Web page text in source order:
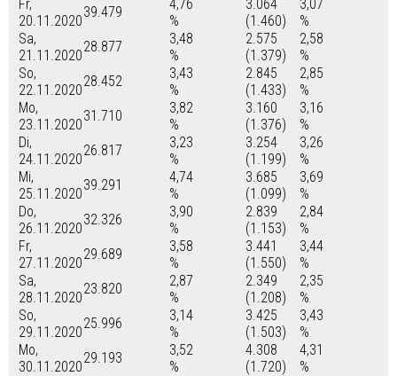
Fr,
20.11.2020
39.479
4,76
%
3.064
(1.460)
3,07
%
Sa,
21.11.2020
28.877
3,48
%
2.575
(1.379)
2,58
%
So,
22.11.2020
28.452
3,43
%
2.845
(1.433)
2,85
%
Mo,
23.11.2020
31.710
3,82
%
3.160
(1.376)
3,16
%
Di,
24.11.2020
26.817
3,23
%
3.254
(1.199)
3,26
%
Mi,
25.11.2020
39.291
4,74
%
3.685
(1.099)
3,69
%
Do,
26.11.2020
32.326
3,90
%
2.839
(1.153)
2,84
%
Fr,
27.11.2020
29.689
3,58
%
3.441
(1.550)
3,44
%
Sa,
28.11.2020
23.820
2,87
%
2.349
(1.208)
2,35
%
So,
29.11.2020
25.996
3,14
%
3.425
(1.503)
3,43
%
Mo,
30.11.2020
29.193
3,52
%
4.308
(1.720)
4,31
%